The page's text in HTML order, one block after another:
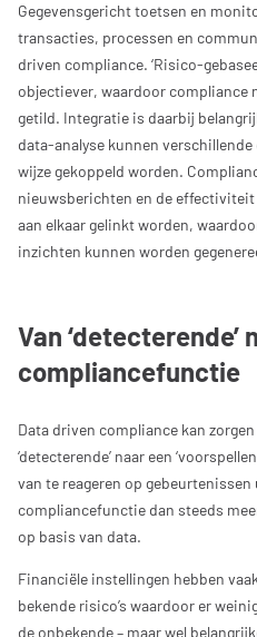
Gegevensgericht toetsen en
transacties, processen en
driven compliance. ‘Risico-
objectiever, waardoor compliance
getild. Integratie is daarbij
data-analyse kunnen
wijze gekoppeld worden.
nieuwsberichten en de
aan elkaar gelinkt worden,
inzichten kunnen worden
Van ‘detecterende’
compliancefunctie
Data driven compliance kan
‘detecterende’ naar een
van te reageren op
compliancefunctie dan steeds
op basis van data.
Financiële instellingen hebben
bekende risico’s waardoor er
de onbekende – maar wel